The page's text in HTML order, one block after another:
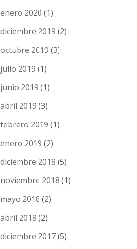
enero 2020 (1)
diciembre 2019 (2)
octubre 2019 (3)
julio 2019 (1)
junio 2019 (1)
abril 2019 (3)
febrero 2019 (1)
enero 2019 (2)
diciembre 2018 (5)
noviembre 2018 (1)
mayo 2018 (2)
abril 2018 (2)
diciembre 2017(5)